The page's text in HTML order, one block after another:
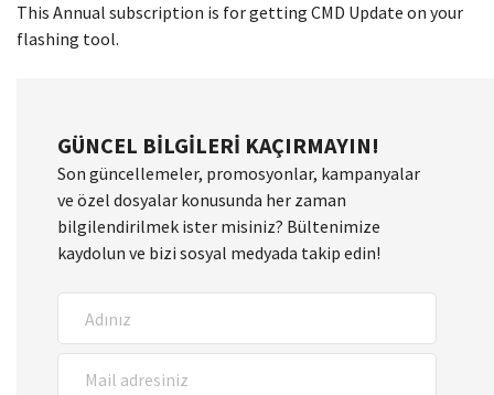
This Annual subscription is for getting CMD Update on your
flashing tool.
GÜNCEL BILGILERI KAÇIRMAYIN!
Son güncellemeler, promosyonlar, kampanyalar
ve özel dosyalar konusunda her zaman
bilgilendirilmek ister misiniz? Bültenimize
kaydolun ve bizi sosyal medyada takip edin!